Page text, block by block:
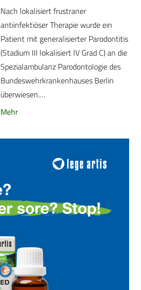
Nach lokalisiert frustraner
antiinfektiöser Therapie wurde ein
Patient mit generalisierter Parodontitis
(Stadium III lokalisiert IV Grad C) an die
Spezialambulanz Parodontologie des
Bundeswehrkrankenhauses Berlin
überwiesen.…
Mehr